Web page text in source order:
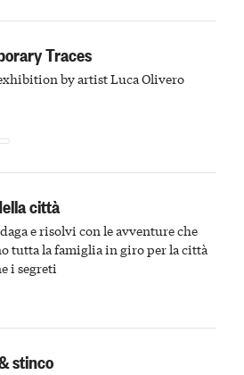
Traces
by artist Luca Olivero
città
e risolvi con le avventure che
tutta la famiglia in giro per la città
i segreti
stinco